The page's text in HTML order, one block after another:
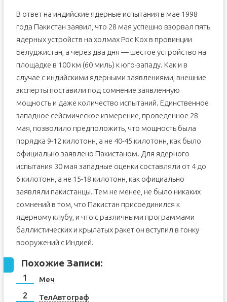
В ответ на индийские ядерные испытания в мае 1998
года Пакистан заявил, что 28 мая успешно взорвал пять
ядерных устройств на холмах Рос Кох в провинции
Белуджистан, а через два дня — шестое устройство на
площадке в 100 км (60 миль) к юго-западу. Как и в
случае с индийскими ядерными заявлениями, внешние
эксперты поставили под сомнение заявленную
мощность и даже количество испытаний. Единственное
западное сейсмическое измерение, проведенное 28
мая, позволило предположить, что мощность была
порядка 9-12 килотонн, а не 40-45 килотонн, как было
официально заявлено Пакистаном. Для ядерного
испытания 30 мая западные оценки составляли от 4 до
6 килотонн, а не 15-18 килотонн, как официально
заявляли пакистанцы. Тем не менее, не было никаких
сомнений в том, что Пакистан присоединился к
ядерному клубу, и что с различными программами
баллистических и крылатых ракет он вступил в гонку
вооружений с Индией.
Похожие Записи:
Меч
ТелАвтограф